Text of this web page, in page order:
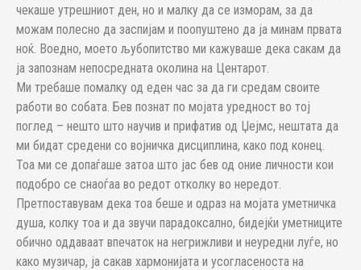
чекаше утрешниот ден, но и малку да се изморам, за да
можам полесно да заспијам и поопуштено да ја минам првата
ноќ. Воедно, моето љубопитство ми кажуваше дека сакам да
ја запознам непосредната околина на Центарот.
Ми требаше помалку од еден час за да ги средам своите
работи во собата. Бев познат по мојата уредност во тој
поглед – нешто што научив и прифатив од Џејмс, нештата да
ми бидат средени со војничка дисциплина, како под конец.
Тоа ми се допаѓаше затоа што јас бев од оние личности кои
подобро се снаоѓаа во редот отколку во нередот.
Претпоставувам дека тоа беше и одраз на мојата уметничка
душа, колку тоа и да звучи парадоксално, бидејќи уметниците
обично оддаваат впечаток на негрижливи и неуредни луѓе, но
како музичар, ја сакав хармонијата и усогласеноста на